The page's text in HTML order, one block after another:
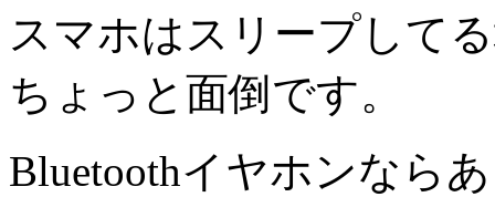
スマホはスリープして
ちょっと面倒です。
Bluetoothイヤホンなら